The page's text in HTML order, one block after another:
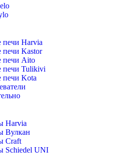
печи Harvia
печи Kastor
печи Aito
печи Tulikivi
печи Kota
Harvia
Вулкан
Craft
Schiedel UNI